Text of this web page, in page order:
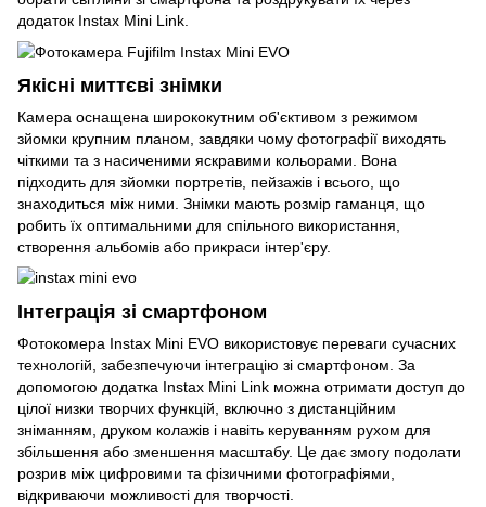
додаток Instax Mini Link.
Якісні миттєві знімки
Камера оснащена ширококутним об'єктивом з режимом
зйомки крупним планом, завдяки чому фотографії виходять
чіткими та з насиченими яскравими кольорами. Вона
підходить для зйомки портретів, пейзажів і всього, що
знаходиться між ними. Знімки мають розмір гаманця, що
робить їх оптимальними для спільного використання,
створення альбомів або прикраси інтер'єру.
Інтеграція зі смартфоном
Фотокомера Instax Mini EVO використовує переваги сучасних
технологій, забезпечуючи інтеграцію зі смартфоном. За
допомогою додатка Instax Mini Link можна отримати доступ до
цілої низки творчих функцій, включно з дистанційним
зніманням, друком колажів і навіть керуванням рухом для
збільшення або зменшення масштабу. Це дає змогу подолати
розрив між цифровими та фізичними фотографіями,
відкриваючи можливості для творчості.